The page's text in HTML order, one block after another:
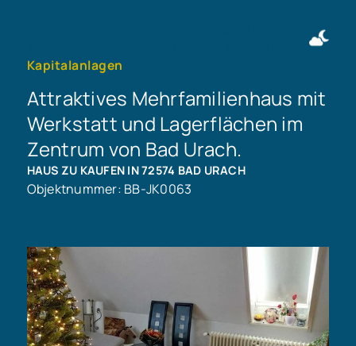
Kapitalanlagen
Attraktives Mehrfamilienhaus mit
Werkstatt und Lagerflächen im
Zentrum von Bad Urach.
HAUS ZU KAUFEN IN 72574 BAD URACH
Objektnummer: BB-JK0063